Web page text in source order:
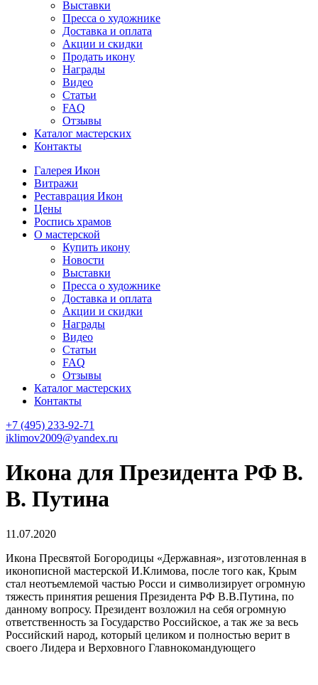
Выставки
Пресса о художнике
Доставка и оплата
Акции и скидки
Продать икону
Награды
Видео
Статьи
FAQ
Отзывы
Каталог мастерских
Контакты
Галерея Икон
Витражи
Реставрация Икон
Цены
Роспись храмов
О мастерской
Купить икону
Новости
Выставки
Пресса о художнике
Доставка и оплата
Акции и скидки
Награды
Видео
Статьи
FAQ
Отзывы
Каталог мастерских
Контакты
+7 (495) 233-92-71
iklimov2009@yandex.ru
Икона для Президента РФ В.
В. Путина
11.07.2020
Икона Пресвятой Богородицы «Державная», изготовленная в
иконописной мастерской И.Климова, после того как, Крым
стал неотъемлемой частью Росси и символизирует огромную
тяжесть принятия решения Президента РФ В.В.Путина, по
данному вопросу. Президент возложил на себя огромную
ответственность за Государство Российское, а так же за весь
Российский народ, который целиком и полностью верит в
своего Лидера и Верховного Главнокомандующего